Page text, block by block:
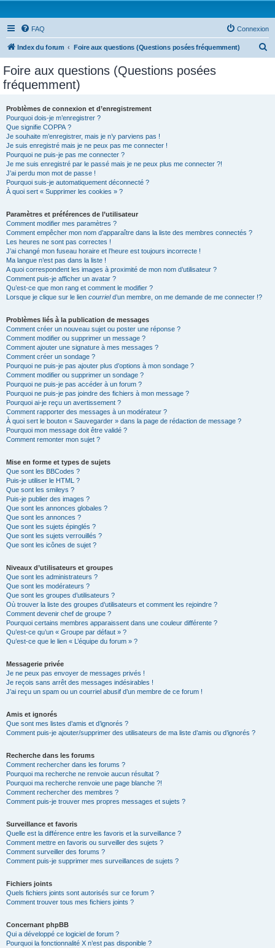
FAQ Connexion
Index du forum Foire aux questions (Questions posées fréquemment)
Foire aux questions (Questions posées
fréquemment)
Problèmes de connexion et d’enregistrement
Pourquoi dois-je m’enregistrer ?
Que signifie COPPA ?
Je souhaite m’enregistrer, mais je n’y parviens pas !
Je suis enregistré mais je ne peux pas me connecter !
Pourquoi ne puis-je pas me connecter ?
Je me suis enregistré par le passé mais je ne peux plus me connecter ?!
J’ai perdu mon mot de passe !
Pourquoi suis-je automatiquement déconnecté ?
À quoi sert « Supprimer les cookies » ?
Paramètres et préférences de l’utilisateur
Comment modifier mes paramètres ?
Comment empêcher mon nom d’apparaître dans la liste des membres connectés ?
Les heures ne sont pas correctes !
J’ai changé mon fuseau horaire et l’heure est toujours incorrecte !
Ma langue n’est pas dans la liste !
A quoi correspondent les images à proximité de mon nom d’utilisateur ?
Comment puis-je afficher un avatar ?
Qu’est-ce que mon rang et comment le modifier ?
Lorsque je clique sur le lien courrield’un membre, on me demande de me connecter !?
Problèmes liés à la publication de messages
Comment créer un nouveau sujet ou poster une réponse ?
Comment modifier ou supprimer un message ?
Comment ajouter une signature à mes messages ?
Comment créer un sondage ?
Pourquoi ne puis-je pas ajouter plus d’options à mon sondage ?
Comment modifier ou supprimer un sondage ?
Pourquoi ne puis-je pas accéder à un forum ?
Pourquoi ne puis-je pas joindre des fichiers à mon message ?
Pourquoi ai-je reçu un avertissement ?
Comment rapporter des messages à un modérateur ?
À quoi sert le bouton « Sauvegarder » dans la page de rédaction de message ?
Pourquoi mon message doit être validé ?
Comment remonter mon sujet ?
Mise en forme et types de sujets
Que sont les BBCodes ?
Puis-je utiliser le HTML ?
Que sont les smileys ?
Puis-je publier des images ?
Que sont les annonces globales ?
Que sont les annonces ?
Que sont les sujets épinglés ?
Que sont les sujets verrouillés ?
Que sont les icônes de sujet ?
Niveaux d’utilisateurs et groupes
Que sont les administrateurs ?
Que sont les modérateurs ?
Que sont les groupes d’utilisateurs ?
Où trouver la liste des groupes d’utilisateurs et comment les rejoindre ?
Comment devenir chef de groupe ?
Pourquoi certains membres apparaissent dans une couleur différente ?
Qu’est-ce qu’un « Groupe par défaut » ?
Qu’est-ce que le lien « L’équipe du forum » ?
Messagerie privée
Je ne peux pas envoyer de messages privés !
Je reçois sans arrêt des messages indésirables !
J’ai reçu un spam ou un courriel abusif d’un membre de ce forum !
Amis et ignorés
Que sont mes listes d’amis et d’ignorés ?
Comment puis-je ajouter/supprimer des utilisateurs de ma liste d’amis ou d’ignorés ?
Recherche dans les forums
Comment rechercher dans les forums ?
Pourquoi ma recherche ne renvoie aucun résultat ?
Pourquoi ma recherche renvoie une page blanche ?!
Comment rechercher des membres ?
Comment puis-je trouver mes propres messages et sujets ?
Surveillance et favoris
Quelle est la différence entre les favoris et la surveillance ?
Comment mettre en favoris ou surveiller des sujets ?
Comment surveiller des forums ?
Comment puis-je supprimer mes surveillances de sujets ?
Fichiers joints
Quels fichiers joints sont autorisés sur ce forum ?
Comment trouver tous mes fichiers joints ?
Concernant phpBB
Qui a développé ce logiciel de forum ?
Pourquoi la fonctionnalité X n’est pas disponible ?